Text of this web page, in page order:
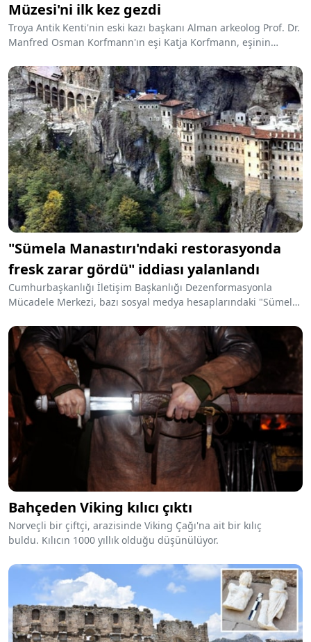
Müzesi'ni ilk kez gezdi
Troya Antik Kenti'nin eski kazı başkanı Alman arkeolog Prof. Dr.
Manfred Osman Korfmann'ın eşi Katja Korfmann, eşinin
kez ziyaret etti.
"Sümela Manastırı'ndaki restorasyonda
fresk zarar gördü" iddiası yalanlandı
Cumhurbaşkanlığı İletişim Başkanlığı Dezenformasyonla
Mücadele Merkezi, bazı sosyal medya hesaplarındaki "Sümela
gördü" iddiasının doğru olmadığını bildirdi.
Bahçeden Viking kılıcı çıktı
Norveçli bir çiftçi, arazisinde Viking Çağı'na ait bir kılıç
buldu. Kılıcın 1000 yıllık olduğu düşünülüyor.